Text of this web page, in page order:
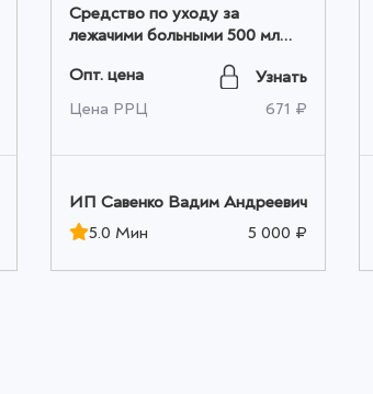
Средство по уходу за
лежачими больными 500 мл
Опт. цена
Узнать
Цена РРЦ
671 ₽
ИП Савенко Вадим Андреевич
5.0 Мин
5 000 ₽